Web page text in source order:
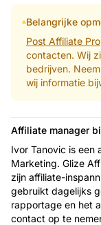
Belangrijke
Post Affiliate Pro
contacten. Wij
bedrijven.
wij informatie
Affiliate manager
Ivor Tanovic is een
Marketing. Glize
zijn affiliate-
gebruikt dagelijks
rapportage en het
contact op te